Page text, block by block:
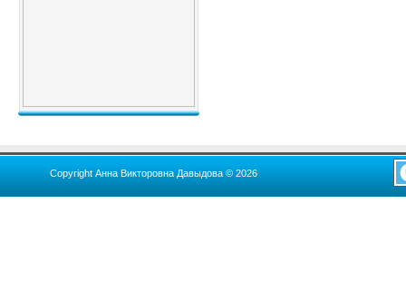
Copyright Анна Викторовна Давыдова © 2026